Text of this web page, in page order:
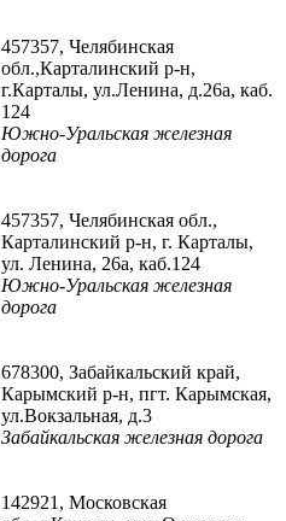
457357, Челябинская
обл.,Карталинский р-н,
г.Карталы, ул.Ленина, д.26а, каб.
124
Южно-Уральская железная
дорога
457357, Челябинская обл.,
Карталинский р-н, г. Карталы,
ул. Ленина, 26а, каб.124
Южно-Уральская железная
дорога
678300, Забайкальский край,
Карымский р-н, пгт. Карымская,
ул.Вокзальная, д.3
Забайкальская железная дорога
142921, Московская